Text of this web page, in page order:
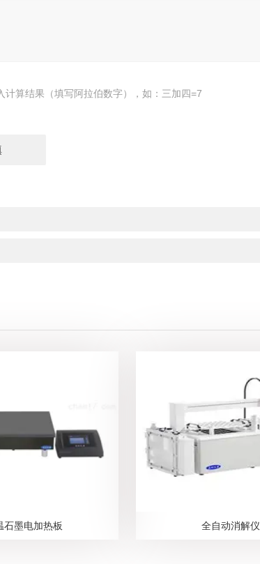
计算结果（填写阿拉伯数字），如：三加四=7
石墨电加热板 全自动消解仪